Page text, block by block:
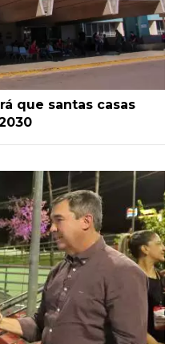
que santas casas